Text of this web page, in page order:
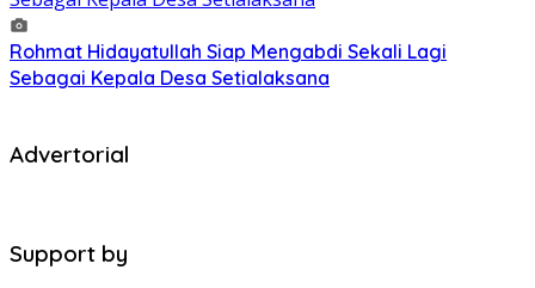
Rohmat Hidayatullah Siap Mengabdi Sekali Lagi
Sebagai Kepala Desa Setialaksana
Advertorial
Support by